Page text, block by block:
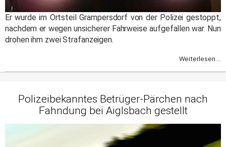
Er wurde im Ortsteil Grampersdorf von der Polizei gestoppt,
nachdem er wegen unsicherer Fahrweise aufgefallen war. Nun
drohen ihm zwei Strafanzeigen.
Weiterlesen ...
Polizeibekanntes Betrüger-Pärchen nach
Fahndung bei Aiglsbach gestellt